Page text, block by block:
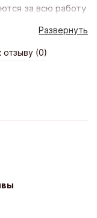
за всю работу
Кидают на деньги,
Написано
Развернуть
отзыву (0)